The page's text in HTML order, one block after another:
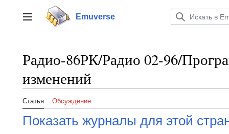
к
содержанию
Переключить боковую панель
Emuverse
Радио-86РК/Радио 02-96/
изменений
Статья Обсуждение
Показать журналы для этой